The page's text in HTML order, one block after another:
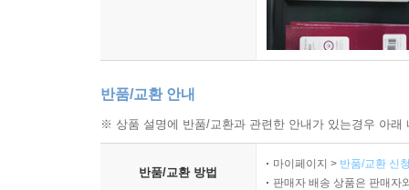
반품/교환 안내
※ 상품 설명에 반품/교환과 관련한 안내가 있는경우 아
반품/교환 방법
마이페이지 > 반품/교환 신
판매자 배송 상품은 판매자